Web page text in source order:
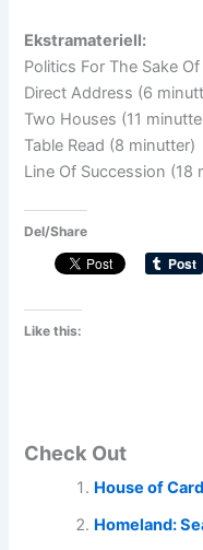
Ekstramateriell:
Politics For The Sake
Direct Address (6
Two Houses (11
Table Read (8 minutter)
Line Of Succession (18
Del/Share
Like this:
Check Out
House of
Homeland: